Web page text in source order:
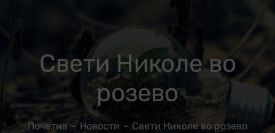
Свети Николе во
розево
Почетна Новости Свети Николе во розево